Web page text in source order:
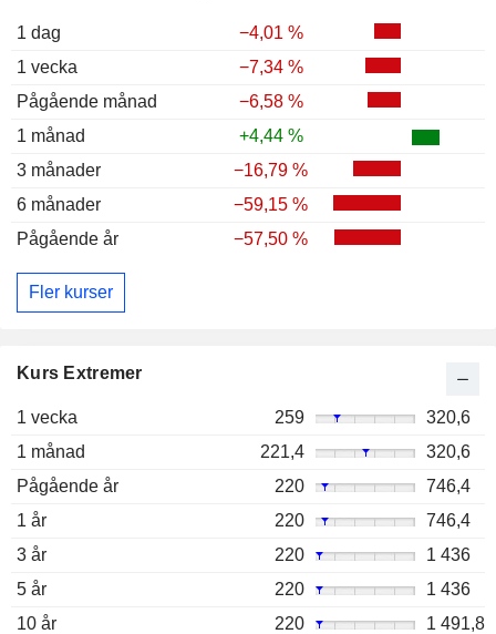
1 dag
−4,01 %
1 vecka
−7,34 %
Pågående månad
−6,58 %
1 månad
+4,44 %
3 månader
−16,79 %
6 månader
−59,15 %
Pågående år
−57,50 %
Fler kurser
Kurs Extremer
1 vecka 259
320,6
1 månad
221,4
320,6
Pågående år
220
746,4
1 år
220
746,4
3 år
220
1 436
5 år
220
1 436
10 år
220 1 491,8